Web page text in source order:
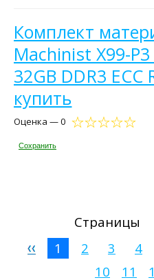
Комплект
Machinist X99-
32GB DDR3 ECC
купить
Оценка — 0
Сохранить
Страницы
1
2 3 4
10
11